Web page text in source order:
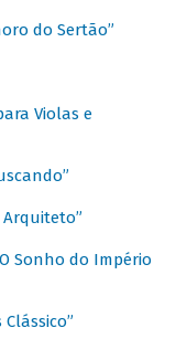
do Sertão”
Violas e
Sonho do Império